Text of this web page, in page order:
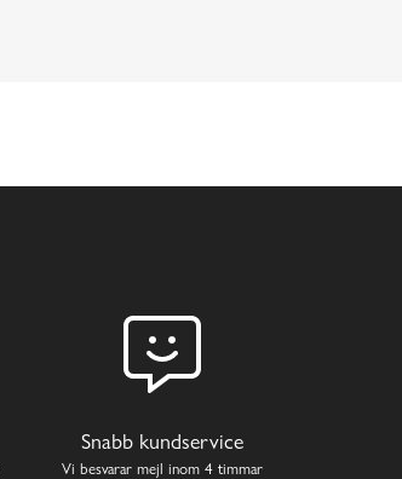
Snabb kundservice
Vi besvarar mejl inom 4 timmar